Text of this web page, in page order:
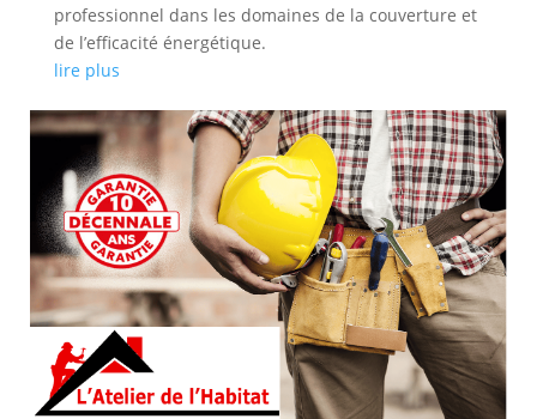
professionnel dans les domaines de la couverture et
de l’efficacité énergétique.
lire plus